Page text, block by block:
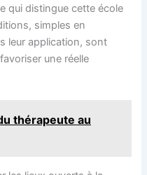
qui distingue cette école
simples en
leur application, sont
une réelle
thérapeute au